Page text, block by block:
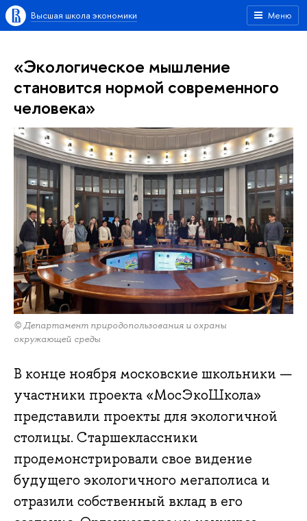
Меню
Высшая школа экономики
«Экологическое мышление
становится нормой современного
человека»
© Департамент природопользования и охраны
окружающей среды
В конце ноября московские школьники —
участники проекта «МосЭкоШкола»
представили проекты для экологичной
столицы. Старшеклассники
продемонстрировали свое видение
будущего экологичного мегаполиса и
отразили собственный вклад в его